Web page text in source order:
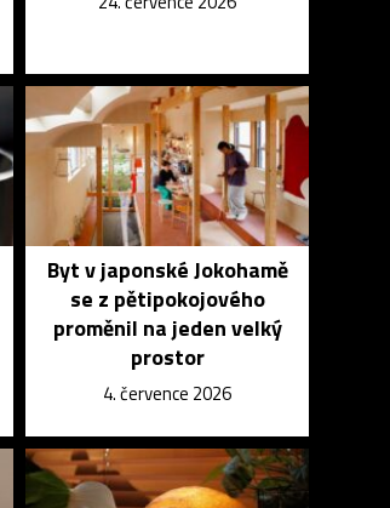
Byt v japonské Jokohamě
se z pětipokojového
proměnil na jeden velký
prostor
4. července 2026